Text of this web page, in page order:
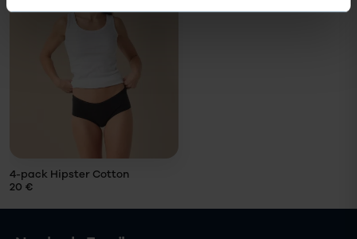
LÄGG I
VARUKORG
4-pack Hipster Cotton
20 €